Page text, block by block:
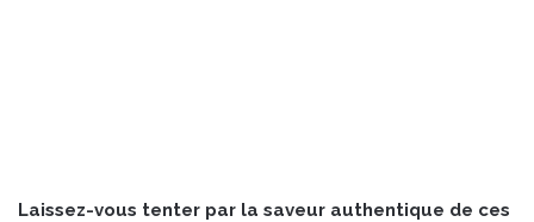
Laissez-vous tenter par la saveur authentique de ces